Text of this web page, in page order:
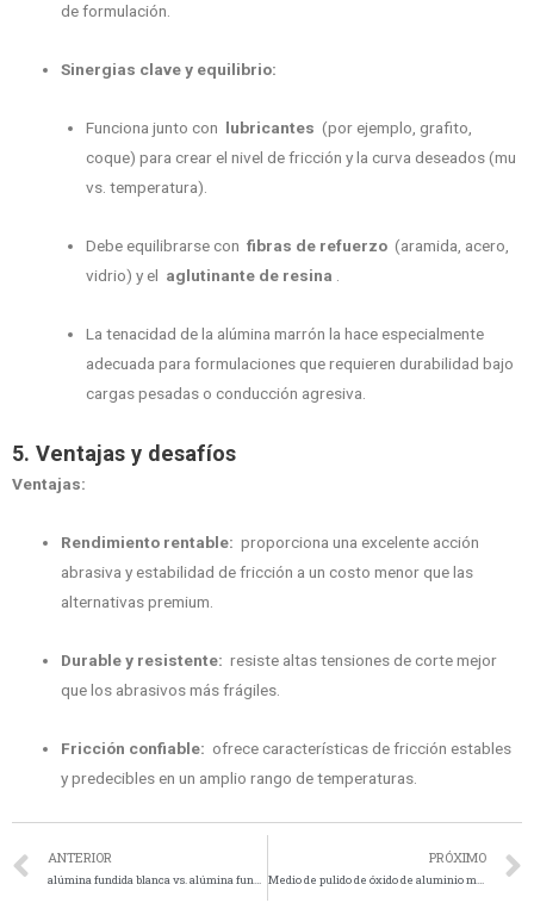
de formulación.
Sinergias clave y equilibrio:
Funciona junto con lubricantes (por ejemplo, grafito,
coque) para crear el nivel de fricción y la curva deseados (mu
vs. temperatura).
Debe equilibrarse con fibras de refuerzo(aramida, acero,
vidrio) y el aglutinante de resina
La tenacidad de la alúmina marrón la hace especialmente
adecuada para formulaciones que requieren durabilidad bajo
cargas pesadas o conducción agresiva.
5. Ventajas y desafíos
Ventajas:
Rendimiento rentable: proporciona una excelente acción
abrasiva y estabilidad de fricción a un costo menor que las
alternativas premium.
Durable y resistente: resiste altas tensiones de corte mejor
que los abrasivos más frágiles.
Fricción confiable: ofrece características de fricción estables
y predecibles en un amplio rango de temperaturas.
ANTERIOR PRÓXIMO